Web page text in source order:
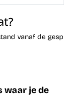
vanaf de gesp
waar je de